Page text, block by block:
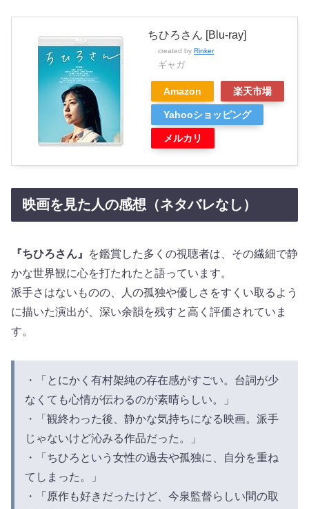
ちひろさん [Blu-ray]
created by Rinker
ギャガ
Amazon 楽天市場
Yahooショッピング
メルカリ
映画を見た人の感想（ネタバレなし）
『ちひろさん』
を鑑賞した多くの視聴者は、その繊細で静
かな世界観に心を打たれたと語っています。
派手さはないものの、人の孤独や優しさをすくい取るよう
に描いた演出が、深い余韻を残すと高く評価されていま
す。
・「とにかく有村架純の存在感がすごい。台詞が少
なくても心情が伝わるのが素晴らしい。」
・「観終わった後、静かな気持ちになる映画。派手
じゃないけど沁みる作品だった。」
・「ちひろという女性の過去や孤独に、自分を重ね
てしまった。」
・「原作も好きだったけど、今泉監督らしい間の取